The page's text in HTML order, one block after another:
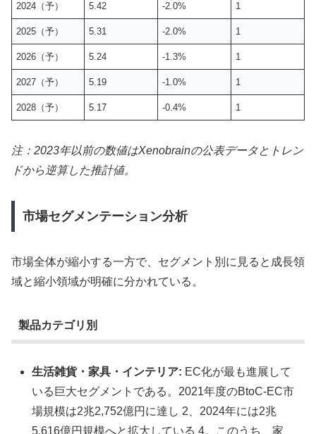
2024（予） 5.42 -2.0% 1
2025（予） 5.31 -2.0% 1
2026（予） 5.24 -1.3% 1
2027（予） 5.19 -1.0% 1
2028（予） 5.17 -0.4% 1
注：2023年以前の数値はXenobrainの公表データとトレン
ドから逆算した推計値。
市場セグメンテーション分析
市場全体が縮小する一方で、セグメント別に見ると成長領
域と縮小領域が明確に分かれている。
製品カテゴリ別
生活雑貨・家具・インテリア: EC化が最も進展して
いる巨大セグメントである。2021年度のBtoC-EC市
場規模は2兆2,752億円に達し 2、2024年には2兆
5,616億円規模へと拡大している 4。このうち、家